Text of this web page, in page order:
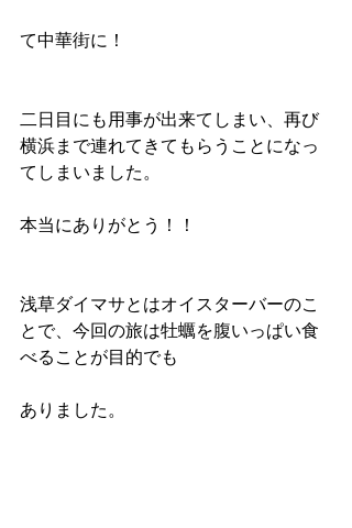
て中華街に！
二日目にも用事が出来てしまい、再び
横浜まで連れてきてもらうことになっ
てしまいました。
本当にありがとう！！
浅草ダイマサとはオイスターバーのこ
とで、今回の旅は牡蠣を腹いっぱい食
べることが目的でも
ありました。